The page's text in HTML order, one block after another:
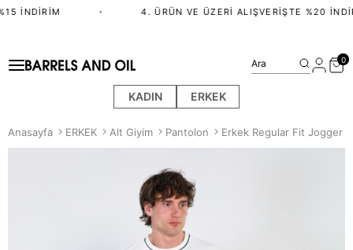
İNDIRIM 4. ÜRÜN VE ÜZERI ALIŞVERIŞTE %20
KADIN ERKEK
Ara 0
Anasayfa ERKEK Alt Giyim Pantolon Erkek Regular Fit Jogger